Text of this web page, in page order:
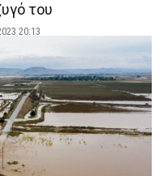
του
20:13